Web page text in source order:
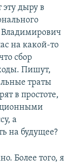
дыру в
Владимирович
на какой-то
сбор
Пишут,
траты
в простоте,
а
на будущее?
Более того, я